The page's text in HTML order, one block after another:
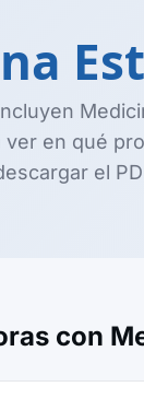
ver en qué
el
con